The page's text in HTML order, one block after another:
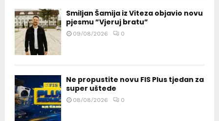
Smiljan Šamija iz Viteza objavio novu
pjesmu ”Vjeruj bratu”
09/08/2026 0
Ne propustite novu FIS Plus tjedan za
super uštede
08/08/2026 0